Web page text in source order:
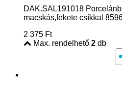
DAK.SAL191018
macskás,fekete csíkkal
2 375 Ft
Max. rendelhető 2 db